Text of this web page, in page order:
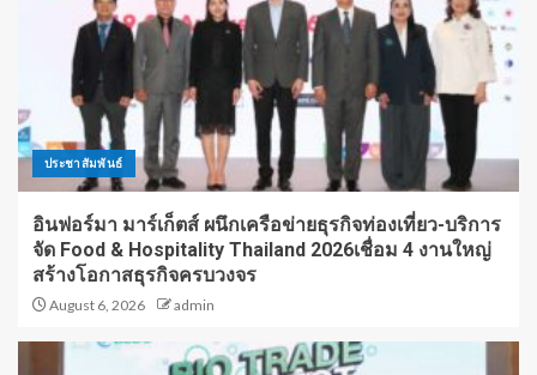
ประชาสัมพันธ์
อินฟอร์มา มาร์เก็ตส์ ผนึกเครือข่ายธุรกิจท่องเที่ยว-บริการ
จัด Food & Hospitality Thailand 2026เชื่อม 4 งานใหญ่
สร้างโอกาสธุรกิจครบวงจร
August 6, 2026 admin